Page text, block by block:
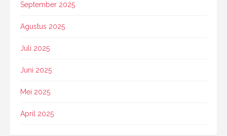
September 2025
Agustus 2025
Juli 2025
Juni 2025
Mei 2025
April 2025